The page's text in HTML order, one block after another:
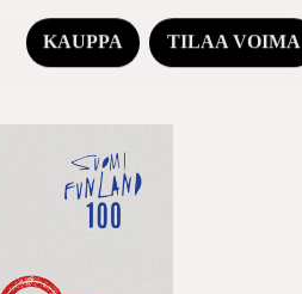
KAUPPA TILAA VOIMA